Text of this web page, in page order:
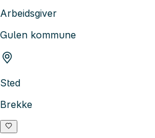
Arbeidsgiver
Gulen kommune
Sted
Brekke